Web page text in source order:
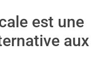
est une
aux